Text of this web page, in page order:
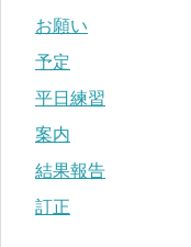
お願い
予定
平日練習
案内
結果報告
訂正